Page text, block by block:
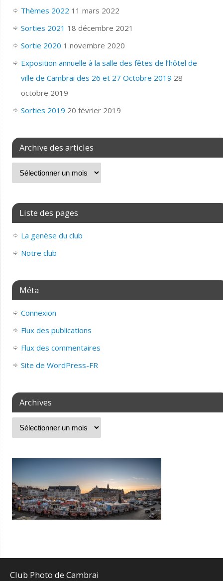
Thèmes 2022 11 mars 2022
Sorties 2021 18 décembre 2021
Sortie 2020 1 novembre 2020
Exposition annuelle à la salle des fêtes de l’hôtel de
ville de Cambrai des 26 et 27 Octobre 2019 28
octobre 2019
Sorties 2019 20 février 2019
Archive des articles
Liste des pages
La genèse du club
Notre club
Méta
Connexion
Flux des publications
Flux des commentaires
Site de WordPress-FR
Archives
Club Photo de Cambrai